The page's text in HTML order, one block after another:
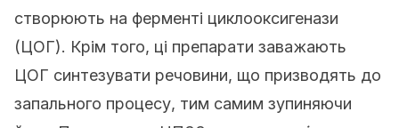
створюють на ферменті циклооксигенази
(ЦОГ). Крім того, ці препарати заважають
ЦОГ синтезувати речовини, що призводять до
запального процесу, тим самим зупиняючи